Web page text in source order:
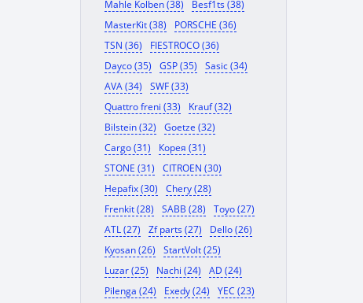
Mahle Kolben (38)
Besf1ts (38)
MasterKit (38)
PORSCHE (36)
TSN (36)
FIESTROCO (36)
Dayco (35)
GSP (35)
Sasic (34)
AVA (34)
SWF (33)
Quattro freni (33)
Krauf (32)
Bilstein (32)
Goetze (32)
Cargo (31)
Корея (31)
STONE (31)
CITROEN (30)
Hepafix (30)
Chery (28)
Frenkit (28)
SABB (28)
Toyo (27)
ATL (27)
Zf parts (27)
Dello (26)
Kyosan (26)
StartVolt (25)
Luzar (25)
Nachi (24)
AD (24)
Pilenga (24)
Exedy (24)
YEC (23)